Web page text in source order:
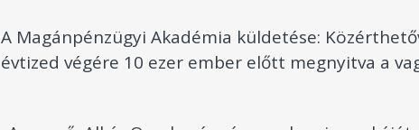
A Magánpénzügyi Akadémia küldetése:
évtized végére 10 ezer ember előtt megnyitva a